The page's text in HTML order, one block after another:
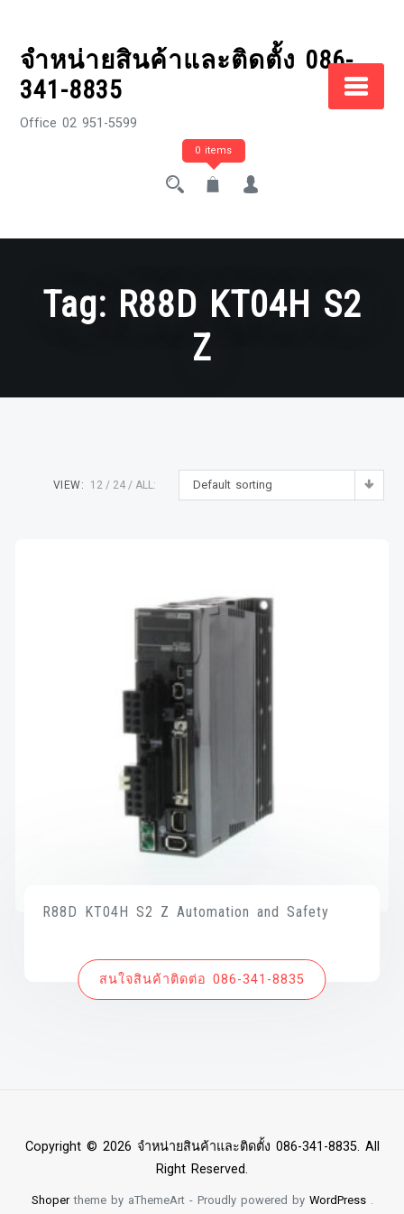
contentจำหน่ายสินค้าและติดตั้ง 086-
341-8835
Office 02 951-5599
0 items
Tag: R88D KT04H S2
Z
Default sorting
VIEW: 12 24 ALL:
R88D KT04H S2 Z Automation and Safety
สนใจสินค้าติดต่อ 086-341-8835
Copyright © 2026 จำหน่ายสินค้าและติดตั้ง 086-341-8835. All
Right Reserved.
Shopertheme by aThemeArt - Proudly powered by WordPress.